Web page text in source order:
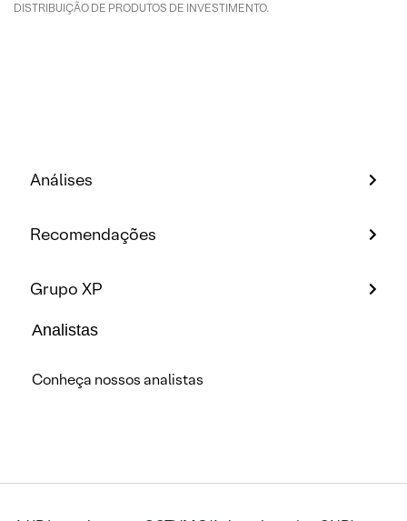
DISTRIBUIÇÃO DE PRODUTOS DE INVESTIMENTO.
Análises
Recomendações
Grupo XP
Analistas
Conheça nossos analistas